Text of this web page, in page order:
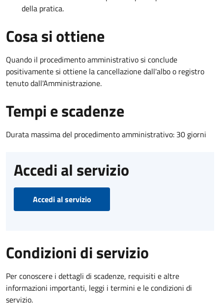
della pratica.
Cosa si ottiene
Quando il procedimento amministrativo si conclude
positivamente si ottiene la cancellazione dall'albo o registro
tenuto dall'Amministrazione.
Tempi e scadenze
Durata massima del procedimento amministrativo: 30 giorni
Accedi al servizio
Accedi al servizio
Condizioni di servizio
Per conoscere i dettagli di scadenze, requisiti e altre
informazioni importanti, leggi i termini e le condizioni di
servizio.